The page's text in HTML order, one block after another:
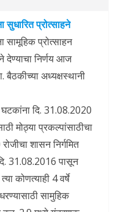
सुधारित प्रोत्साहने
सामूहिक प्रोत्साहन
देण्याचा निर्णय आज
अध्यक्षस्थानी
दि. 31.08.2020
मोठ्या प्रकल्पांसाठीचा
शासन निर्गमित
31.08.2016 पासून
कोणत्याही 4 वर्षे
सामुहिक